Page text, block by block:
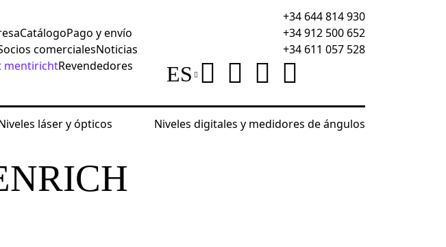
CatálogoPago y envío
comercialesNoticias
mentirichtRevendedores
+34 644 814 930
+34 912 500 652
+34 611 057 528
ES
láser y ópticos
Niveles digitales y medidores de ángulos
métricas de topografía y cintas métricas Cinta métrica Ermenrich Reel SG50